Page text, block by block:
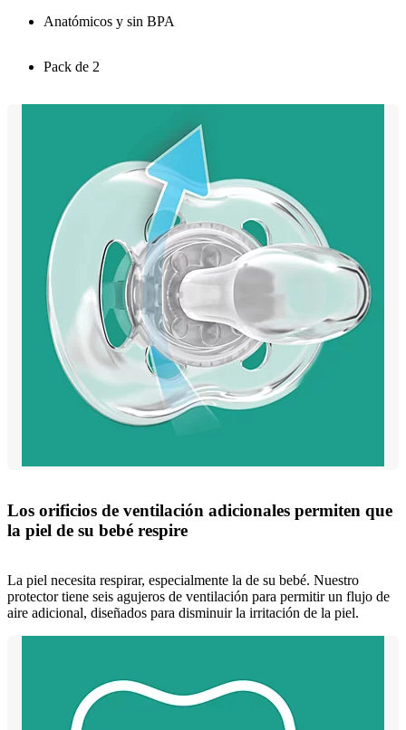
Anatómicos y sin BPA
Pack de 2
Los orificios de ventilación adicionales permiten que
la piel de su bebé respire
La piel necesita respirar, especialmente la de su bebé. Nuestro
protector tiene seis agujeros de ventilación para permitir un flujo de
aire adicional, diseñados para disminuir la irritación de la piel.